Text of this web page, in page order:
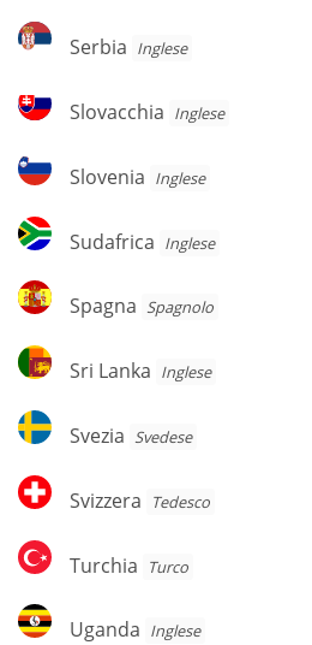
Serbia
Serbia Inglese
Slovacchia
Slovacchia Inglese
Slovenia
Slovenia Inglese
Sudafrica
Sudafrica Inglese
Spagna
Spagna Spagnolo
Sri
Lanka
Sri Lanka Inglese
Svezia
Svezia Svedese
Svizzera
Svizzera Tedesco
Turchia
Turchia Turco
Uganda
Uganda Inglese